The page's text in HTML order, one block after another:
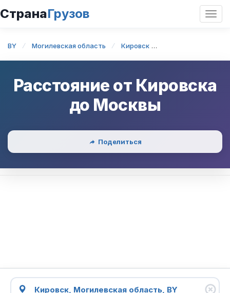
СтранаГрузов
BY Могилевская область Кировск
Расстояние от Кировска
до Москвы
Поделиться